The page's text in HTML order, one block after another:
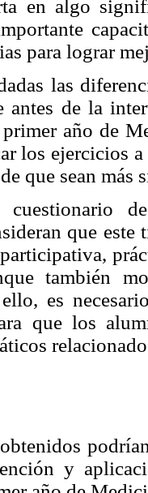
en algo
para lograr
las
antes de la
año de
los ejercicios
que sean más
cuestionario
que
también
es
que los
y